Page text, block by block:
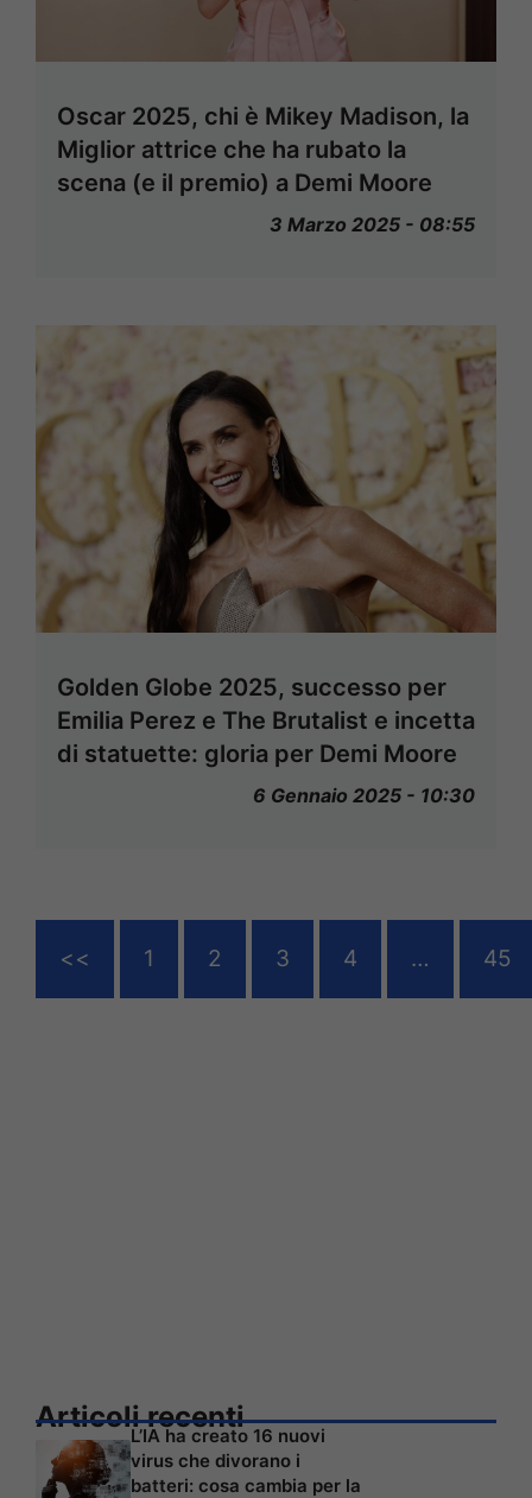
Oscar 2025, chi è Mikey Madison, la
Miglior attrice che ha rubato la
scena (e il premio) a Demi Moore
3 Marzo 2025 - 08:55
Golden Globe 2025, successo per
Emilia Perez e The Brutalist e incetta
di statuette: gloria per Demi Moore
6 Gennaio 2025 - 10:30
<< 1 2 3 4 … 45
Articoli recenti
L’IA ha creato 16 nuovi
virus che divorano i
batteri: cosa cambia per la